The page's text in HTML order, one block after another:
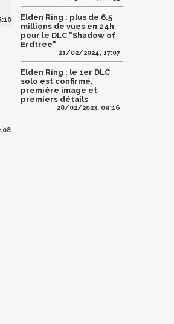
Elden Ring : plus de 6.5
millions de vues en 24h
pour le DLC "Shadow of
Erdtree"
21/02/2024, 17:07
Elden Ring : le 1er DLC
solo est confirmé,
première image et
premiers détails
28/02/2023, 09:16